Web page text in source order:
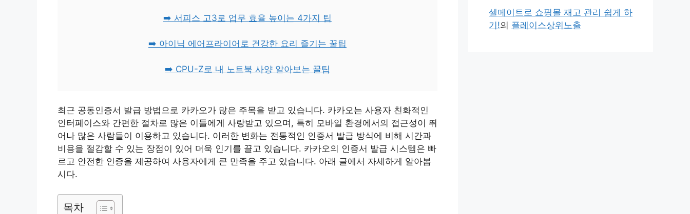
➡️ 서피스 고3로 업무 효율 높이는 4가지 팁
➡️ 아이닉 에어프라이어로 건강한 요리 즐기는 꿀팁
➡️ CPU-Z로 내 노트북 사양 알아보는 꿀팁
최근 공동인증서 발급 방법으로 카카오가 많은 주목을 받고 있습니다. 카카오는 사용자 친화적인
인터페이스와 간편한 절차로 많은 이들에게 사랑받고 있으며, 특히 모바일 환경에서의 접근성이 뛰
어나 많은 사람들이 이용하고 있습니다. 이러한 변화는 전통적인 인증서 발급 방식에 비해 시간과
비용을 절감할 수 있는 장점이 있어 더욱 인기를 끌고 있습니다. 카카오의 인증서 발급 시스템은 빠
르고 안전한 인증을 제공하여 사용자에게 큰 만족을 주고 있습니다. 아래 글에서 자세하게 알아봅
시다.
목차
셀메이트로 쇼핑몰 재고 관리 쉽게 하
기!의 플레이스상위노출